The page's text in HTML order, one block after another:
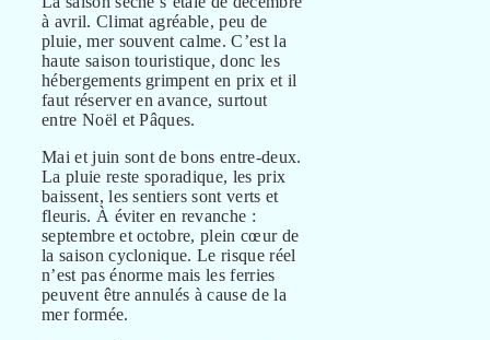
à avril. Climat agréable, peu de
pluie, mer souvent calme. C’est la
haute saison touristique, donc les
hébergements grimpent en prix et il
faut réserver en avance, surtout
entre Noël et Pâques.
Mai et juin sont de bons entre-deux.
La pluie reste sporadique, les prix
baissent, les sentiers sont verts et
fleuris. À éviter en revanche :
septembre et octobre, plein cœur de
la saison cyclonique. Le risque réel
n’est pas énorme mais les ferries
peuvent être annulés à cause de la
mer formée.